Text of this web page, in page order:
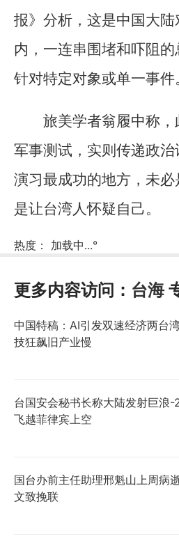
报》分析，这是中国大
内，一连串围堵和吓阻
针对特定对象或单一事件
旅美学者翁履中称
军事测试，实则传递政
演习最成功的地方，未
是让台湾人怀疑自己。
热度： 加载中...°
更多内容访问： 台海
中国特稿：AI引发双速经济两台
技狂飙旧产业慢
台国安会秘书长称大陆发射巨浪-
飞越菲律宾上空
国台办前主任助理邢魁山上周病
文致挽联